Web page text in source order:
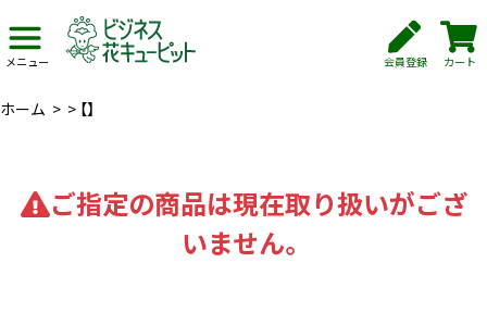
メニュー 会員登録 カート
ホーム > > 【】
ご指定の商品は現在取り扱いがござ
いません。